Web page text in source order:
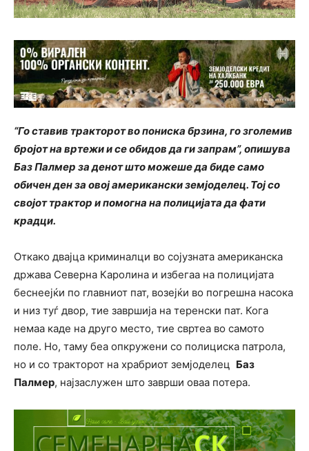
“Го ставив тракторот во пониска брзина, го зголемив
бројот на вртежи и се обидов да ги запрам”, опишува
Баз Палмер за денот што можеше да биде само
обичен ден за овој американски земјоделец. Тој со
својот трактор и помогна на полицијата да фати
крадци.
Откако двајца криминалци во сојузната американска
држава Северна Каролина и избегаа на полицијата
беснеејќи по главниот пат, возејќи во погрешна насока
и низ туѓ двор, тие завршија на теренски пат. Кога
немаа каде на друго место, тие свртеа во самото
поле. Но, таму беа опкружени со полициска патрола,
но и со тракторот на храбриот земјоделец Баз
Палмер, најзаслужен што заврши оваа потера.